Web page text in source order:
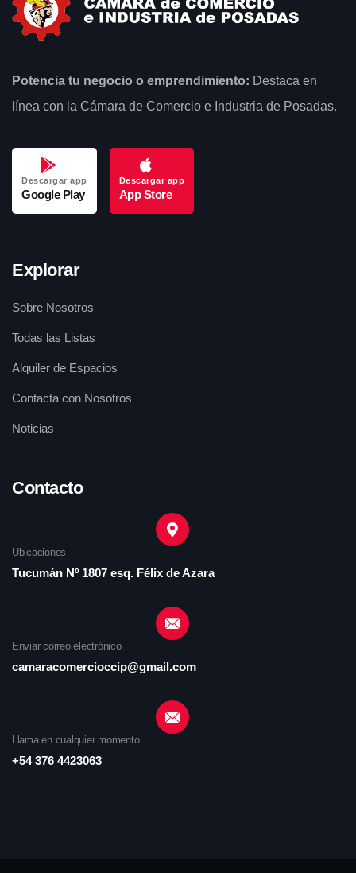
Potencia tu negocio o emprendimiento: Destaca en
línea con la Cámara de Comercio e Industria de Posadas.
Descargar app
Google Play
Descargar app
App Store
Explorar
Sobre Nosotros
Todas las Listas
Alquiler de Espacios
Contacta con Nosotros
Noticias
Contacto
Ubicaciones
Tucumán Nº 1807 esq. Félix de Azara
Enviar correo electrónico
camaracomercioccip@gmail.com
Llama en cualquier momento
+54 376 4423063